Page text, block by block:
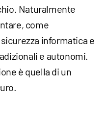
Naturalmente
come
informatica e
e autonomi.
è quella di un